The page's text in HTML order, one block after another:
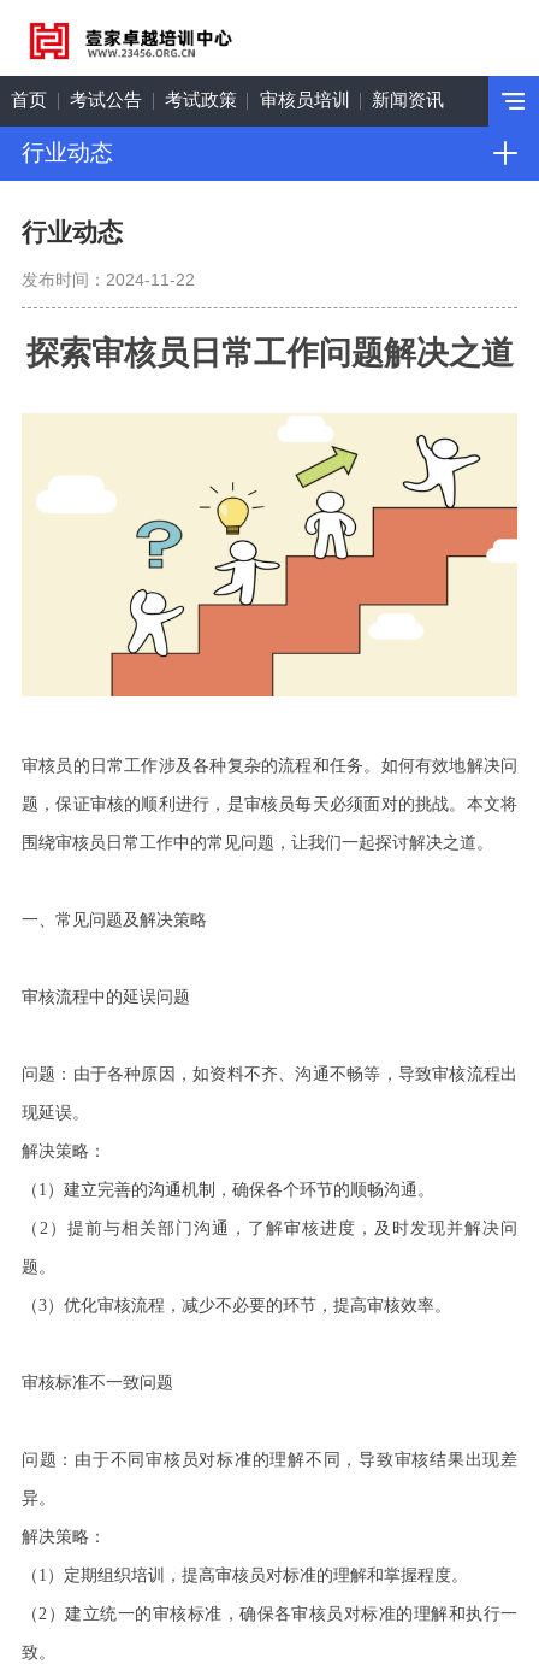
首页 考试公告 考试政策 审核员培训 新闻资讯
行业动态
行业动态
发布时间：2024-11-22
探索审核员日常工作问题解决之道
审核员 的 日常工作涉及各种复杂的流程和任务。如何有效地解决问
题，保证审核的顺利进行，是审核员每天必须面对的挑战。本文将
围绕审核员日常工作中的常见问题， 让我们一起探讨解决之道。
一、常见问题及解决策略
审核流程中的延误问题
问题：由于各种原因，如资料不齐、沟通不畅等，导致审核流程出
现延误。
解决策略：
（ 1 ）建立完善的沟通机制，确保各个环节的顺畅沟通。
（ 2）提前与相关部门沟通，了解审核进度，及时发现并解决问
题。
（3）优化审核流程，减少不必要的环节，提高审核效率。
审核标准不一致问题
问题：由于不同审核员对标准的理解不同，导致审核结果出现差
异。
解决策略：
（ 1 ）定期组织培训，提高审核员对标准的理解和掌握程度。
（2 ）建立统一的审核标准，确保各审核员对标准的理解和执行一
致。